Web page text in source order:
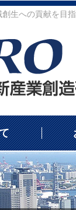
生への貢献を目